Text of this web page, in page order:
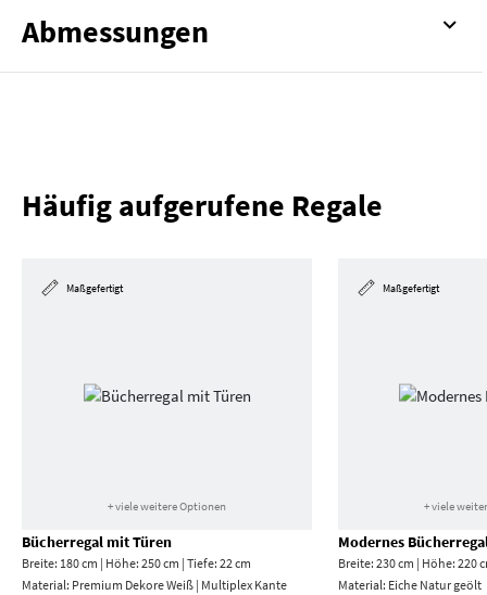
Abmessungen
Häufig aufgerufene Regale
Maßgefertigt
+ viele weitere Optionen
Bücherregal mit Türen
Breite: 180 cm | Höhe: 250 cm | Tiefe: 22 cm
Material: Premium Dekore Weiß | Multiplex Kante
Maßgefertigt
+ viele
Modernes
Breite: 230 cm | Höhe: 220
Material: Eiche Natur geölt